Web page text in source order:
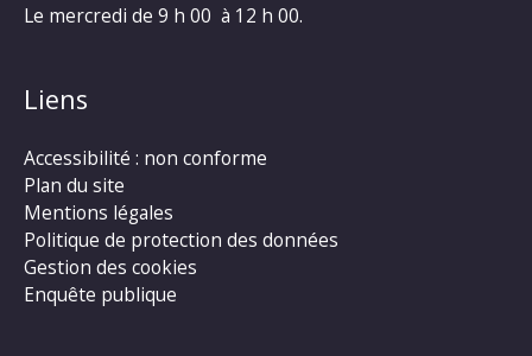
Le mercredi de 9 h 00 à 12 h 00.
Liens
Accessibilité : non conforme
Plan du site
Mentions légales
Politique de protection des données
Gestion des cookies
Enquête publique